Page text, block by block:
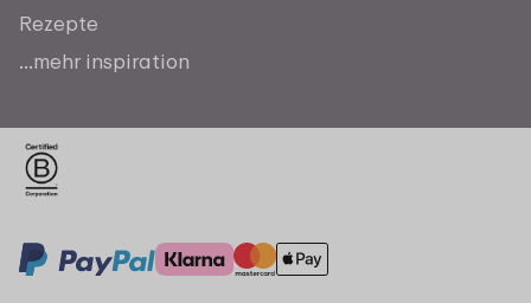
Rezepte
...mehr inspiration